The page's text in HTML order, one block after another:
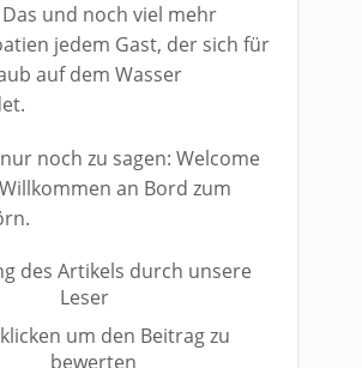
und noch viel mehr
jedem Gast, der sich für
auf dem Wasser
noch zu sagen: Welcome
an Bord zum
des Artikels durch unsere
Leser
um den Beitrag zu
bewerten